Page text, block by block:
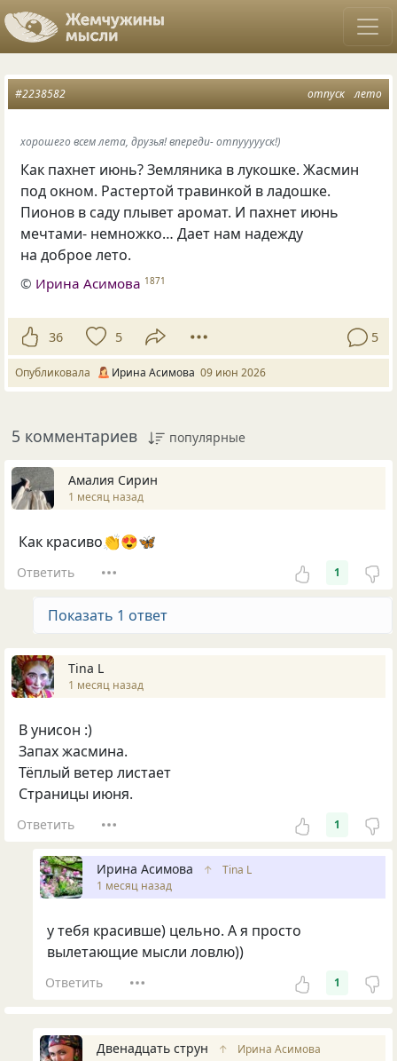
отпуск лето
#2238582
хорошего всем лета, друзья! впереди- отпуууууск!)
Как пахнет июнь? Земляника в лукошке. Жасмин
под окном. Растертой травинкой в ладошке.
Пионов в саду плывет аромат. И пахнет июнь
мечтами- немножко… Дает нам надежду
на доброе лето.
© Ирина Асимова 1871
36 5 5
Опубликовала Ирина Асимова 09 июн 2026
5 комментариев популярные
Амалия Сирин
1 месяц назад
Как красиво👏😍🦋
Ответить 1
Показать 1 ответ
Tina L
1 месяц назад
В унисон :)
Запах жасмина.
Тёплый ветер листает
Страницы июня.
Ответить 1
Ирина Асимова ↑
Tina L
1 месяц назад
у тебя красивше) цельно. А я просто
вылетающие мысли ловлю))
Ответить 1
Двенадцать струн ↑
Ирина Асимова